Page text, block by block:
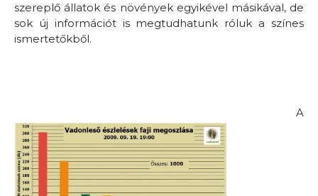
szereplő állatok és növények egyikével másikával, de
sok új információt is megtudhatunk róluk a színes
ismertetőkből.
A